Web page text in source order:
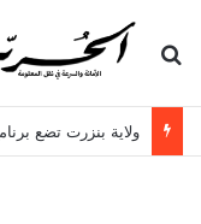
بحث عن
ولاية بنزرت تضع